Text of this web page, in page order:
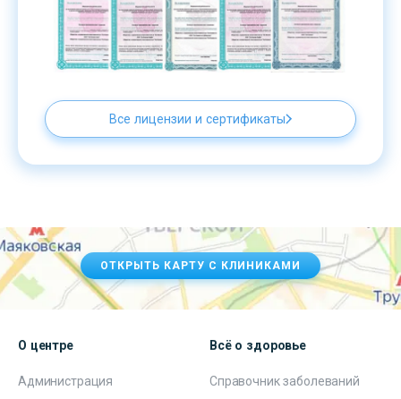
Все лицензии и сертификаты
ОТКРЫТЬ КАРТУ С КЛИНИКАМИ
О центре
Администрация
Всё о здоровье
Справочник заболеваний